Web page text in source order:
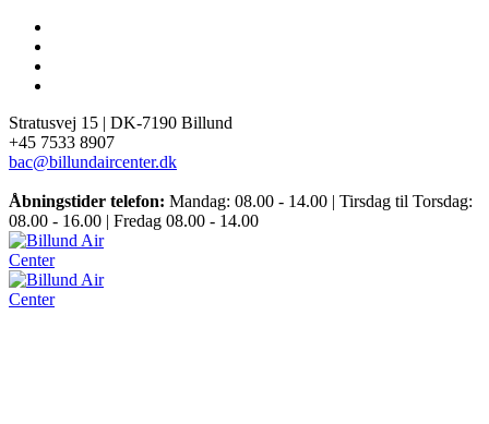
Stratusvej 15 | DK-7190 Billund
+45 7533 8907
bac@billundaircenter.dk
Åbningstider telefon: Mandag: 08.00 - 14.00 | Tirsdag til Torsdag:
08.00 - 16.00 | Fredag 08.00 - 14.00